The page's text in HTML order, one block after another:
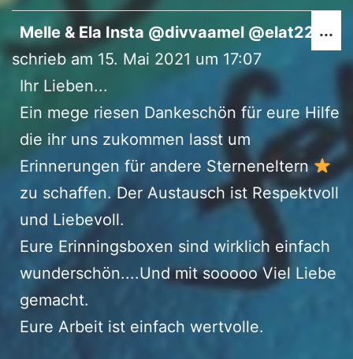
Melle & Ela Insta @divvaamel @elat2280
schrieb am 15. Mai 2021 um 17:07
Ihr Lieben...
Ein mege riesen Dankeschön für eure Hilfe
die ihr uns zukommen lasst um
Erinnerungen für andere Sterneneltern
zu schaffen. Der Austausch ist Respektvoll
und Liebevoll.
Eure Erinningsboxen sind wirklich einfach
wunderschön....Und mit sooooo Viel Liebe
gemacht.
Eure Arbeit ist einfach wertvolle.
...